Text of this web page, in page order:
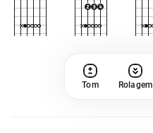
Tom Rolagem